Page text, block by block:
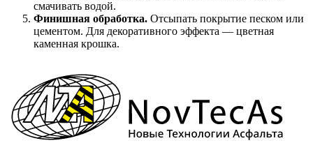
смачивать водой.
Финишная обработка. Отсыпать покрытие песком или
цементом. Для декоративного эффекта — цветная
каменная крошка.